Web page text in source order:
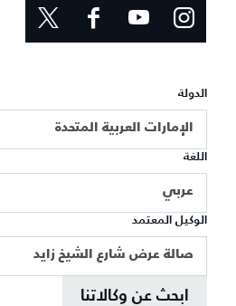
الدولة
الإمارات العربية المتحدة
اللغة
عربي
الوكيل المعتمد
صالة عرض شارع الشيخ زايد
ابحث عن وكالاتنا